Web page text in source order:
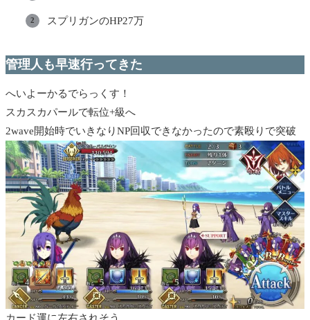
スプリガンのHP27万
管理人も早速行ってきた
へいよーかるでらっくす！
スカスカパールで転位+級へ
2wave開始時でいきなりNP回収できなかったので素殴りで突破
カード運に左右されそう